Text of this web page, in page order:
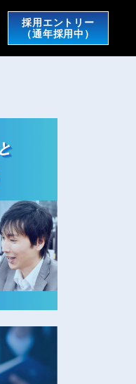
採用エントリー
（通年採用中）